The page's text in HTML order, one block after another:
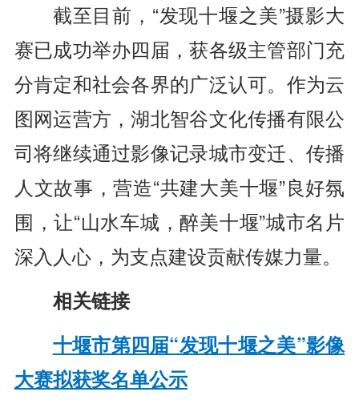
截至目前，“发现十堰之美”摄影大
赛已成功举办四届，获各级主管部门充
分肯定和社会各界的广泛认可。作为云
图网运营方，湖北智谷文化传播有限公
司将继续通过影像记录城市变迁、传播
人文故事，营造“共建大美十堰”良好氛
围，让“山水车城，醉美十堰”城市名片
深入人心，为支点建设贡献传媒力量。
相关链接
十堰市第四届“发现十堰之美”影像
大赛拟获奖名单公示